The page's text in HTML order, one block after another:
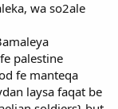
wa so2ale
palestine
fe manteqa
laysa faqat be